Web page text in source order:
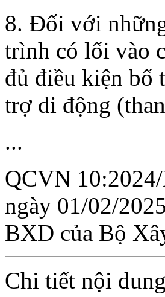
8. Đối với
trình có lối vào
đủ điều kiện bố
trợ di động
...
QCVN
ngày 01/02/
BXD của Bộ
Chi tiết nội